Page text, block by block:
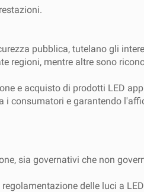
pubblica, tutelano gli
regioni, mentre altre sono
e acquisto di prodotti LED
i consumatori e garantendo
sia governativi che non
delle luci a